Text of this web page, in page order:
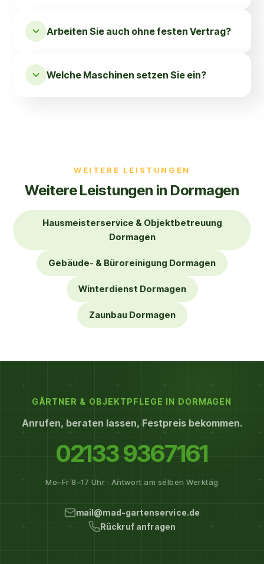
Arbeiten Sie auch ohne festen Vertrag?
Welche Maschinen setzen Sie ein?
WEITERE LEISTUNGEN
Weitere Leistungen in Dormagen
Hausmeisterservice & Objektbetreuung
Dormagen
Gebäude- & Büroreinigung Dormagen
Winterdienst Dormagen
Zaunbau Dormagen
GÄRTNER & OBJEKTPFLEGE IN DORMAGEN
Anrufen, beraten lassen, Festpreis bekommen.
02133 9367161
Mo–Fr 8–17 Uhr · Antwort am selben Werktag
mail@mad-gartenservice.de
Rückruf anfragen